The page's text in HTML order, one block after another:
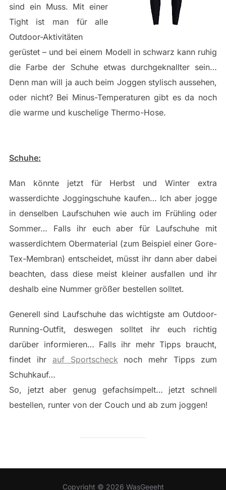
sind ein Muss. Mit einer
Tight ist man für alle
Outdoor-Aktivitäten
gerüstet – und bei einem Modell in schwarz kann ruhig
die Farbe der Schuhe etwas durchgeknallter sein…
Denn man will ja auch beim Joggen stylisch aussehen,
oder nicht? Bei Minus-Temperaturen gibt es da noch
die warme und kuschelige Thermo-Hose.
Schuhe:
Man könnte jetzt für Herbst und Winter extra
wasserdichte Joggingschuhe kaufen… Ich aber jogge
in denselben Laufschuhen wie auch im Frühling oder
Sommer… Falls ihr euch aber für Laufschuhe mit
wasserdichtem Obermaterial (zum Beispiel einer Gore-
Tex-Membran) entscheidet, müsst ihr dann aber dabei
beachten, dass diese meist kleiner ausfallen und ihr
deshalb eine Nummer größer bestellen solltet.
Generell sind Laufschuhe das wichtigste am Outdoor-
Running-Outfit, deswegen solltet ihr euch richtig
darüber informieren… Falls ihr mehr Tipps braucht,
findet ihr auf Sportscheck noch mehr Tipps zum
Schuhkauf…
So, jetzt aber genug gefachsimpelt… jetzt schnell
bestellen, runter von der Couch und ab zum joggen!
Copyright © 2026 WasGeeeht